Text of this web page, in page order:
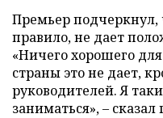
Премьер подчеркнул,
правило, не дает
«Ничего хорошего
страны это не дает,
руководителей. Я
заниматься», – сказал